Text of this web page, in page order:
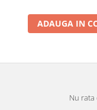
ADAUGA IN
Nu